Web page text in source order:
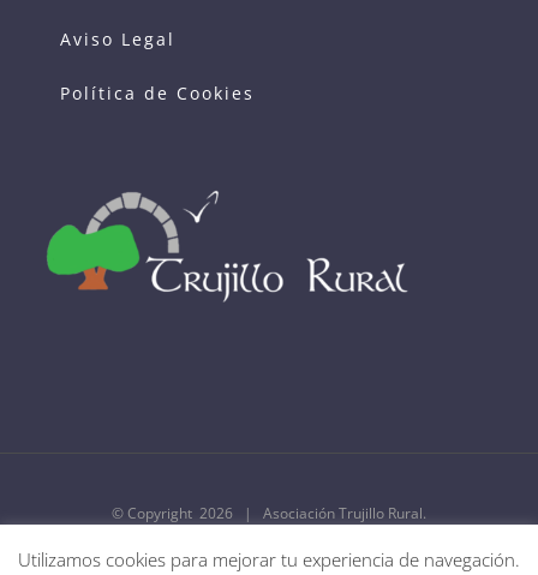
Aviso Legal
Política de Cookies
© Copyright 2026 | Asociación Trujillo Rural.
Utilizamos cookies para mejorar tu experiencia de navegación.